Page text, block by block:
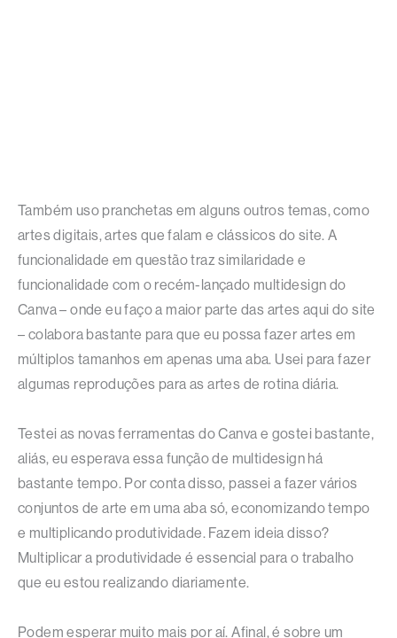
Também uso pranchetas em alguns outros temas, como
artes digitais, artes que falam e clássicos do site. A
funcionalidade em questão traz similaridade e
funcionalidade com o recém-lançado multidesign do
Canva – onde eu faço a maior parte das artes aqui do site
– colabora bastante para que eu possa fazer artes em
múltiplos tamanhos em apenas uma aba. Usei para fazer
algumas reproduções para as artes de rotina diária.
Testei as novas ferramentas do Canva e gostei bastante,
aliás, eu esperava essa função de multidesign há
bastante tempo. Por conta disso, passei a fazer vários
conjuntos de arte em uma aba só, economizando tempo
e multiplicando produtividade. Fazem ideia disso?
Multiplicar a produtividade é essencial para o trabalho
que eu estou realizando diariamente.
Podem esperar muito mais por aí. Afinal, é sobre um